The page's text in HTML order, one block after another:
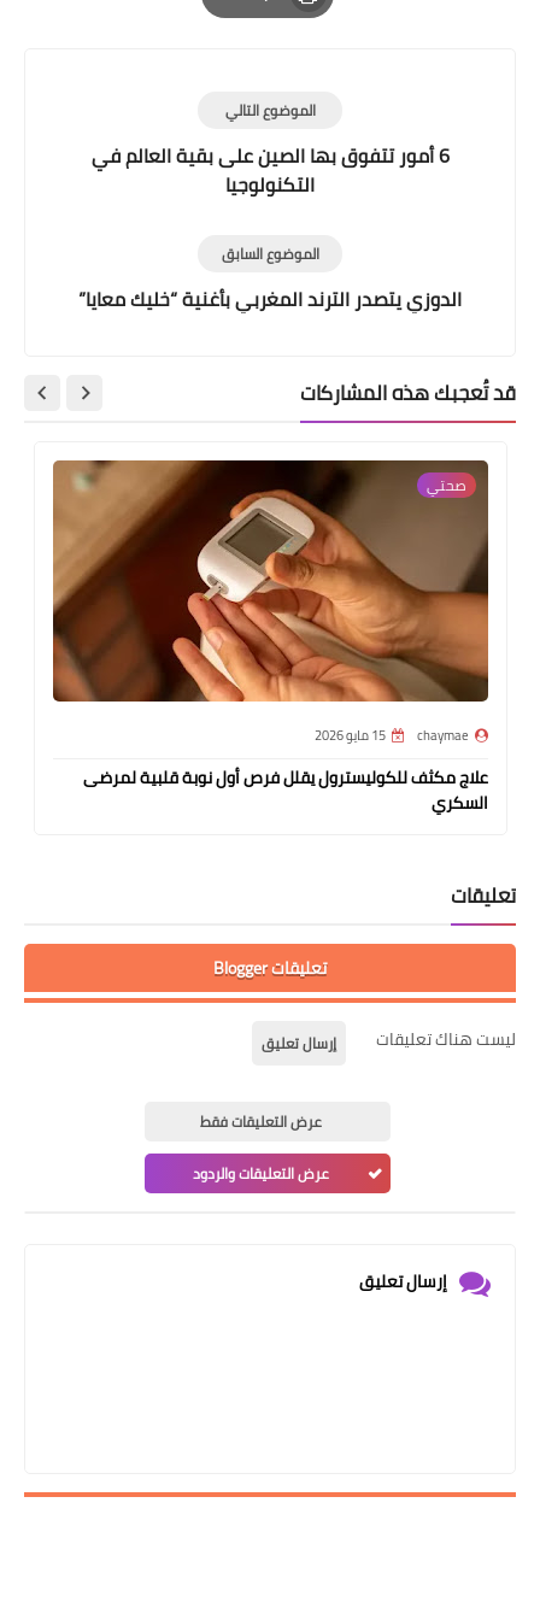
Print
الموضوع التالي
6 أمور تتفوق بها الصين على بقية العالم في
التكنولوجيا
الموضوع السابق
الدوزي يتصدر الترند المغربي بأغنية “خليك معايا”
قد تُعجبك هذه المشاركات
صحتي
chaymae 15 مايو 2026
علاج مكثف للكوليسترول يقلل فرص أول نوبة قلبية لمرضى
السكري
تعليقات
تعليقات Blogger
ليست هناك تعليقات إرسال تعليق
عرض التعليقات فقط
عرض التعليقات والردود
إرسال تعليق